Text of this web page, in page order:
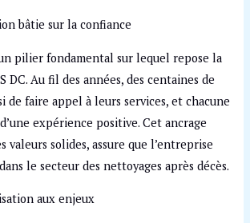
bâtie sur la confiance
pilier fondamental sur lequel repose la
DC. Au fil des années, des centaines de
de faire appel à leurs services, et chacune
expérience positive. Cet ancrage
valeurs solides, assure que l’entreprise
le secteur des nettoyages après décès.
aux enjeux